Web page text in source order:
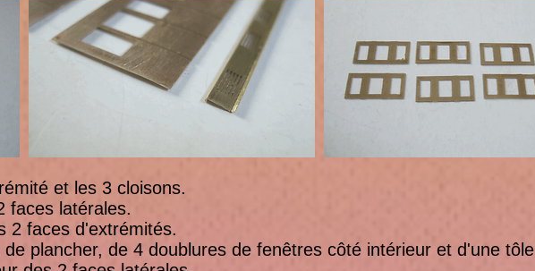
et les 3 cloisons.
latérales.
faces d'extrémités.
de 4 doublures de fenêtres côté intérieur et d'une tôle